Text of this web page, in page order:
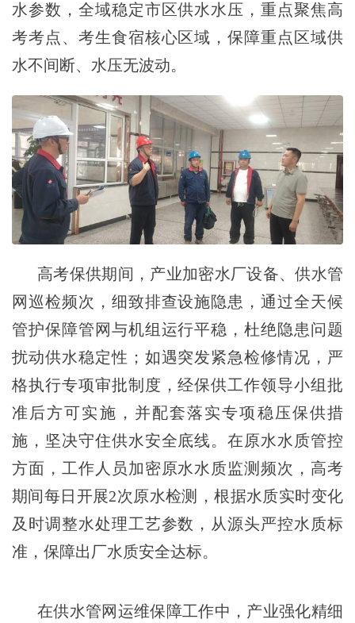
水参数，全域稳定市区供水水压，重点聚焦高
考考点、考生食宿核心区域，保障重点区域供
水不间断、水压无波动。
高考保供期间，产业加密水厂设备、供水管
网巡检频次，细致排查设施隐患，通过全天候
管护保障管网与机组运行平稳，杜绝隐患问题
扰动供水稳定性；如遇突发紧急检修情况，严
格执行专项审批制度，经保供工作领导小组批
准后方可实施，并配套落实专项稳压保供措
施，坚决守住供水安全底线。在原水水质管控
方面，工作人员加密原水水质监测频次，高考
期间每日开展2次原水检测，根据水质实时变化
及时调整水处理工艺参数，从源头严控水质标
准，保障出厂水质安全达标。
在供水管网运维保障工作中，产业强化精细